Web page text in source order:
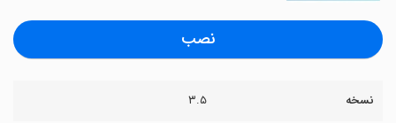
نصب
نسخه ۳.۵